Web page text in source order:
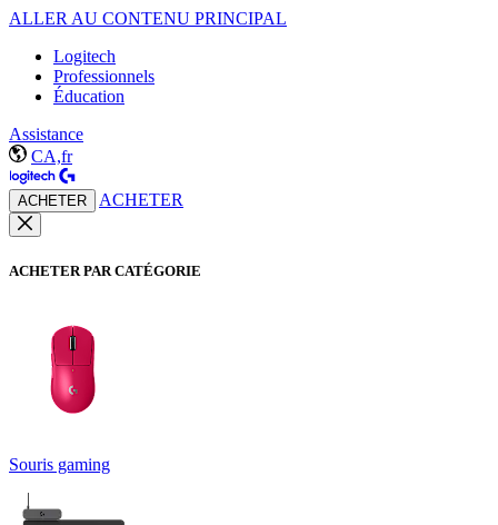
ALLER AU CONTENU PRINCIPAL
Logitech
Professionnels
Éducation
Assistance
CA,fr
ACHETER ACHETER
ACHETER PAR CATÉGORIE
Souris gaming